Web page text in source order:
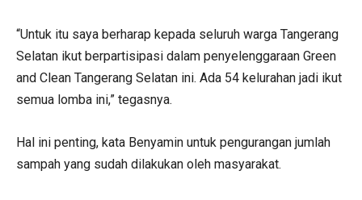
“Untuk itu saya berharap kepada seluruh warga Tangerang
Selatan ikut berpartisipasi dalam penyelenggaraan Green
and Clean Tangerang Selatan ini. Ada 54 kelurahan jadi ikut
semua lomba ini,” tegasnya.
Hal ini penting, kata Benyamin untuk pengurangan jumlah
sampah yang sudah dilakukan oleh masyarakat.